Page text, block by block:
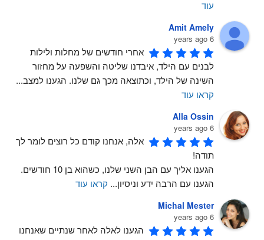
עוד
Amit Amely
6 years ago
השינה של הילד, וכתוצאה מכך גם שלנו. הגענו למצב...
קראו עוד
Alla Ossin
6 years ago
תודה!
הגענו עם הרבה ידע וניסיון... קראו עוד
Michal Mester
6 years ago